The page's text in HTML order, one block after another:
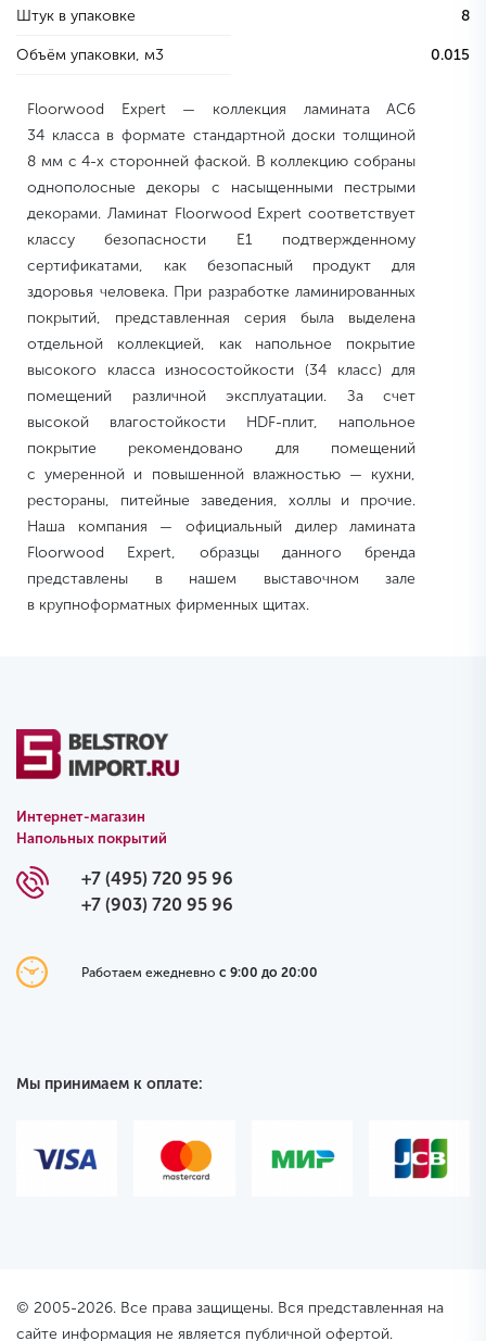
Штук в упаковке 8
Объём упаковки, м3 0.015
Floorwood Expert — коллекция ламината AC6
34 класса в формате стандартной доски толщиной
8 мм с 4-х сторонней фаской. В коллекцию собраны
однополосные декоры с насыщенными пестрыми
декорами. Ламинат Floorwood Expert соответствует
классу безопасности Е1 подтвержденному
сертификатами, как безопасный продукт для
здоровья человека. При разработке ламинированных
покрытий, представленная серия была выделена
отдельной коллекцией, как напольное покрытие
высокого класса износостойкости (34 класс) для
помещений различной эксплуатации. За счет
высокой влагостойкости HDF-плит, напольное
покрытие рекомендовано для помещений
с умеренной и повышенной влажностью — кухни,
рестораны, питейные заведения, холлы и прочие.
Наша компания — официальный дилер ламината
Floorwood Expert, образцы данного бренда
представлены в нашем выставочном зале
в крупноформатных фирменных щитах.
Интернет-магазин
Напольных покрытий
+7 (495) 720 95 96
+7 (903) 720 95 96
Работаем ежедневно с 9:00 до 20:00
Мы принимаем к оплате:
© 2005-2026. Все права защищены. Вся представленная на
сайте информация не является публичной офертой.